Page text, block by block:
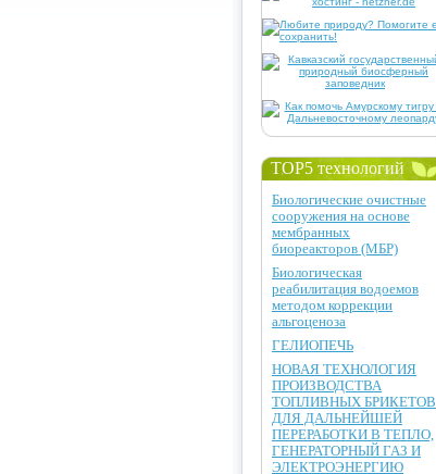
TOP5 технологий
Биологические очистные
сооружения на основе
мембранных
биореакторов (МБР)
Биологическая
реабилитация водоемов
методом коррекции
альгоценоза
ГЕЛИОПЕЧЬ
НОВАЯ ТЕХНОЛОГИЯ
ПРОИЗВОДСТВА
ТОПЛИВНЫХ БРИКЕТОВ
ДЛЯ ДАЛЬНЕЙШЕЙ
ПЕРЕРАБОТКИ В ТЕПЛО,
ГЕНЕРАТОРНЫЙ ГАЗ И
ЭЛЕКТРОЭНЕРГИЮ